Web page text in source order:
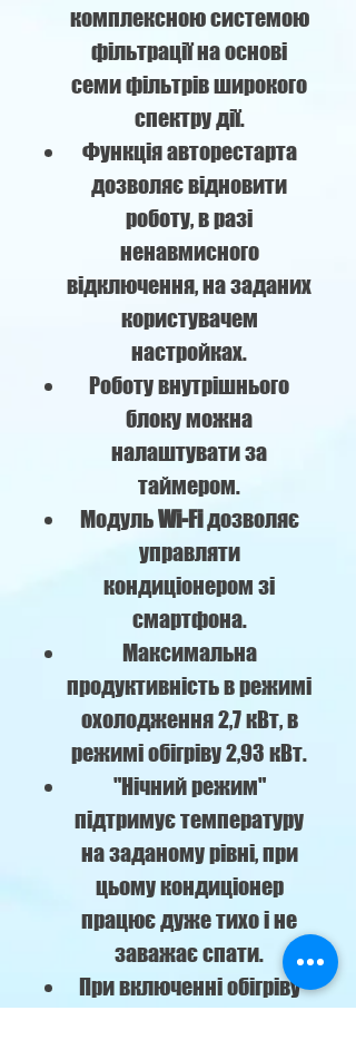
комплексною системою
фільтрації на основі
семи фільтрів широкого
спектру дії.
Функція авторестарта
дозволяє відновити
роботу, в разі
ненавмисного
відключення, на заданих
користувачем
настройках.
Роботу внутрішнього
блоку можна
налаштувати за
таймером.
МодульWi-Fiдозволяє
управляти
кондиціонером зі
смартфона.
Максимальна
продуктивність в режимі
охолодження 2,7 кВт, в
режимі обігріву 2,93 кВт.
"Нічний режим"
підтримує температуру
на заданому рівні, при
цьому кондиціонер
працює дуже тихо і не
заважає спати.
При включенні обігріву